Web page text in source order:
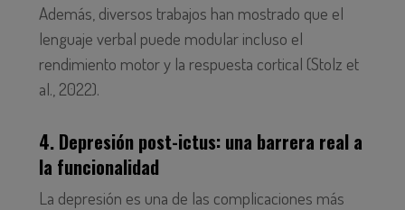
Además, diversos trabajos han mostrado que el
lenguaje verbal puede modular incluso el
rendimiento motor y la respuesta cortical (Stolz et
al., 2022).
4. Depresión post-ictus: una barrera real a
la funcionalidad
La depresión es una de las complicaciones más